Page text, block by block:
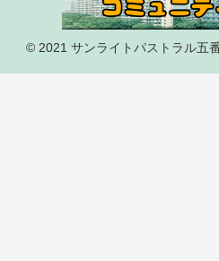
© 2021 サンライトパストラル五